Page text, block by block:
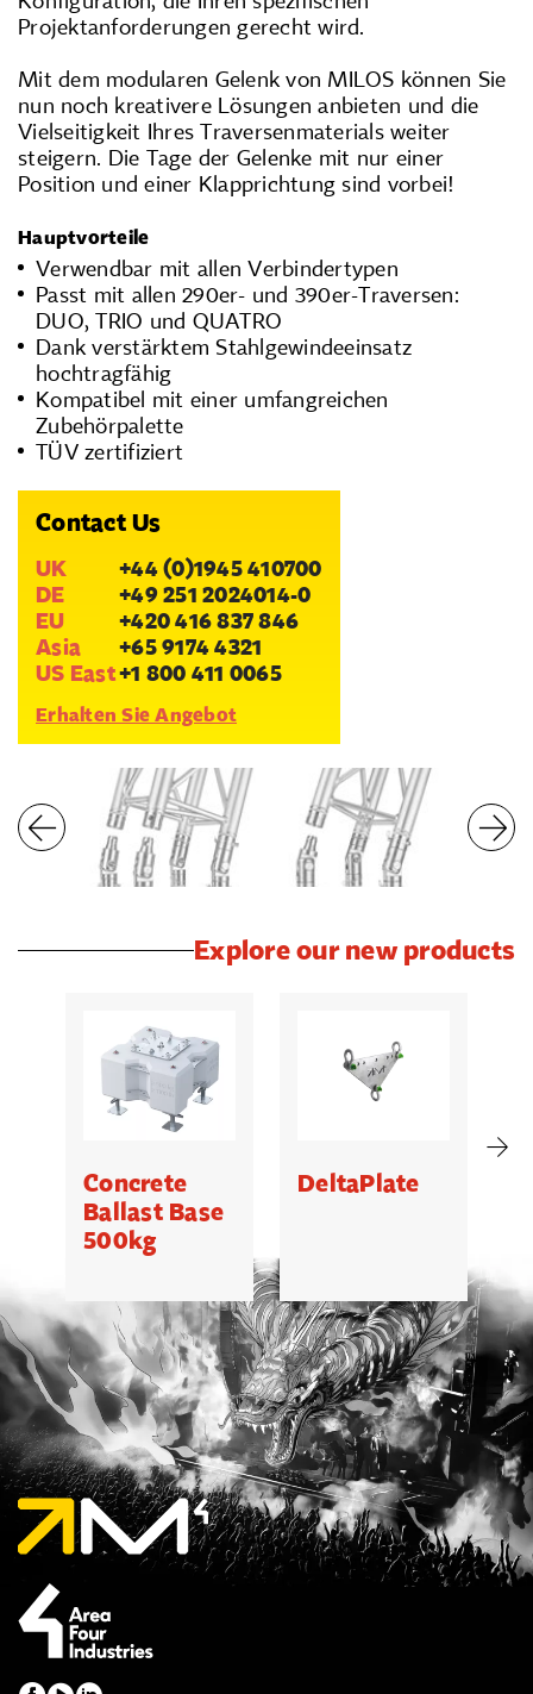
Projektanforderungen gerecht wird.
Mit dem modularen Gelenk von MILOS können Sie
nun noch kreativere Lösungen anbieten und die
Vielseitigkeit Ihres Traversenmaterials weiter
steigern. Die Tage der Gelenke mit nur einer
Position und einer Klapprichtung sind vorbei!
Hauptvorteile
Verwendbar mit allen Verbindertypen
Passt mit allen 290er- und 390er-Traversen:
DUO, TRIO und QUATRO
Dank verstärktem Stahlgewindeeinsatz
hochtragfähig
Kompatibel mit einer umfangreichen
Zubehörpalette
TÜV zertifiziert
Contact Us
UK
+44 (0)1945 410700
DE
+49 251 2024014-0
EU
+420 416 837 846
Asia
+65 9174 4321
US East+1 800 411 0065
Erhalten Sie Angebot
Explore our new products
Concrete
Ballast Base
500kg
DeltaPlate